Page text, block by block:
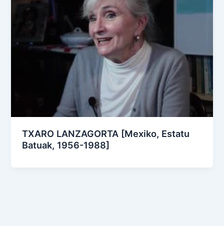
TXARO LANZAGORTA [Mexiko, Estatu
Batuak, 1956-1988]